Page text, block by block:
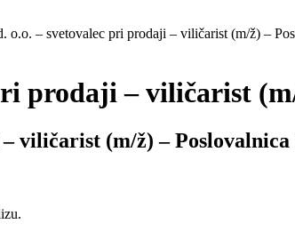
o.o. – svetovalec pri prodaji – viličarist (m/ž) –
prodaji – viličarist
viličarist (m/ž) –